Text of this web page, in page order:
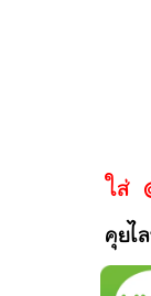
ใส่
คุยไ